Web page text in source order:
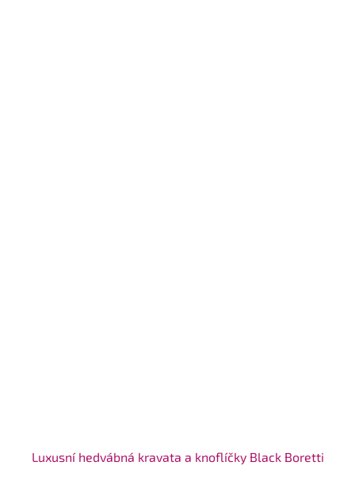
Luxusní hedvábná kravata a knoflíčky Black Boretti